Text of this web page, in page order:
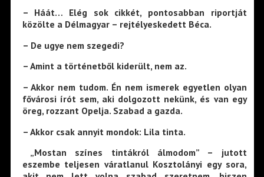
– Háát… Elég sok cikkét, pontosabban riportját
közölte a Délmagyar – rejtélyeskedett Béca.
– De ugye nem szegedi?
– Amint a történetből kiderült, nem az.
– Akkor nem tudom. Én nem ismerek egyetlen olyan
fővárosi írót sem, aki dolgozott nekünk, és van egy
öreg, rozzant Opelja. Szabad a gazda.
– Akkor csak annyit mondok: Lila tinta.
„Mostan színes tintákról álmodom” – jutott
eszembe teljesen váratlanul Kosztolányi egy sora,